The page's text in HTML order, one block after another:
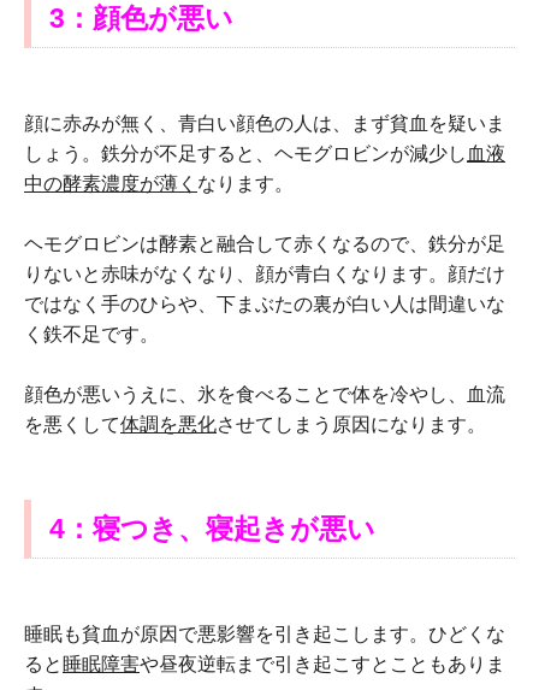
3：顔色が悪い
顔に赤みが無く、青白い顔色の人は、まず貧血を疑いま
しょう。鉄分が不足すると、ヘモグロビンが減少し 血液
中の酵素濃度が薄く なります。
ヘモグロビンは酵素と融合して赤くなるので、鉄分が足
りないと赤味がなくなり、顔が青白くなります。顔だけ
ではなく手のひらや、下まぶたの裏が白い人は間違いな
く鉄不足です。
顔色が悪いうえに、氷を食べることで体を冷やし、血流
を悪くして体調を悪化させてしまう原因になります。
4：寝つき、寝起きが悪い
睡眠も貧血が原因で悪影響を引き起こします。ひどくな
ると 睡眠障害や昼夜逆転まで引き起こすとこともありま